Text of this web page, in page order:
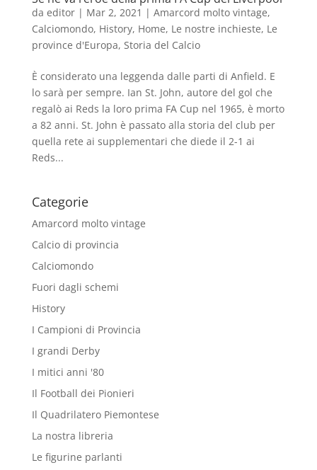
da editor| Mar 2, 2021 | Amarcord molto vintage,
Calciomondo, History, Home, Le nostre inchieste, Le
province d'Europa, Storia del Calcio
È considerato una leggenda dalle parti di Anfield. E
lo sarà per sempre. Ian St. John, autore del gol che
regalò ai Reds la loro prima FA Cup nel 1965, è morto
a 82 anni. St. John è passato alla storia del club per
quella rete ai supplementari che diede il 2-1 ai
Reds...
Categorie
Amarcord molto vintage
Calcio di provincia
Calciomondo
Fuori dagli schemi
History
I Campioni di Provincia
I grandi Derby
I mitici anni '80
Il Football dei Pionieri
Il Quadrilatero Piemontese
La nostra libreria
Le figurine parlanti